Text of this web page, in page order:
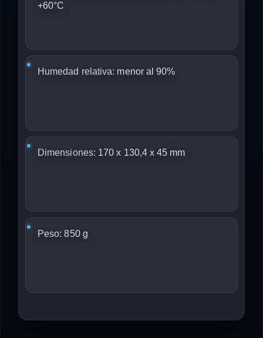
+60°C
Humedad relativa: menor al 90%
Dimensiones: 170 x 130,4 x 45 mm
Peso: 850 g